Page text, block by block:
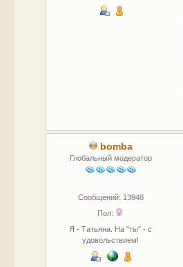
bomba
Глобальный модератор
Сообщений: 13948
Пол:
Я - Татьяна. На "ты" - с
удовольствием!